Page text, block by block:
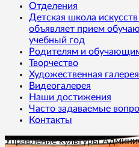
Отделения
Детская школа
объявляет прием
учебный год
Родителям и
Творчество
Художественная галерея
Видеогалерея
Наши достижения
Часто задаваемые
Контакты
Управление культуры